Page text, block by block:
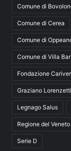
Comune di
Comune di Cerea
Comune di
Comune di Villa
Fondazione
Graziano Lorenzetti
Legnago Salus
Regione del Veneto
Serie D